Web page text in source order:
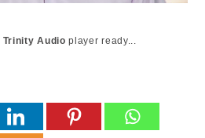
Trinity Audio player ready...